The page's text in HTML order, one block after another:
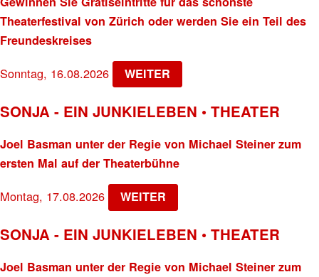
Theaterfestival von Zürich oder werden Sie ein Teil des
Freundeskreises
Sonntag, 16.08.2026 WEITER
SONJA - EIN JUNKIELEBEN • THEATER
Joel Basman unter der Regie von Michael Steiner zum
ersten Mal auf der Theaterbühne
Montag, 17.08.2026 WEITER
SONJA - EIN JUNKIELEBEN • THEATER
Joel Basman unter der Regie von Michael Steiner zum